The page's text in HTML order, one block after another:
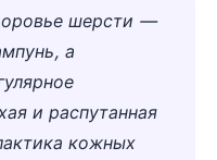
шерсти —
а
и распутанная
кожных